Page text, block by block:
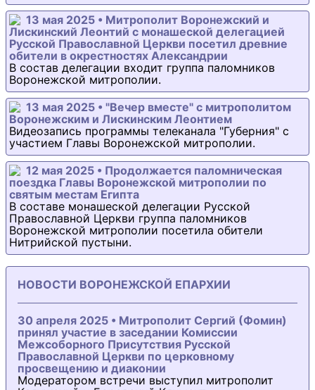
13 мая 2025 • Митрополит Воронежский и
Лискинский Леонтий с монашеской делегацией
Русской Православной Церкви посетил древние
обители в окрестностях Александрии
В состав делегации входит группа паломников
Воронежской митрополии.
13 мая 2025 • "Вечер вместе" с митрополитом
Воронежским и Лискинским Леонтием
Видеозапись программы телеканала "Губерния" с
участием Главы Воронежской митрополии.
12 мая 2025 • Продолжается паломническая
поездка Главы Воронежской митрополии по
святым местам Египта
В составе монашеской делегации Русской
Православной Церкви группа паломников
Воронежской митрополии посетила обители
Нитрийской пустыни.
НОВОСТИ ВОРОНЕЖСКОЙ ЕПАРХИИ
30 апреля 2025 • Митрополит Сергий (Фомин)
принял участие в заседании Комиссии
Межсоборного Присутствия Русской
Православной Церкви по церковному
просвещению и диаконии
Модератором встречи выступил митрополит